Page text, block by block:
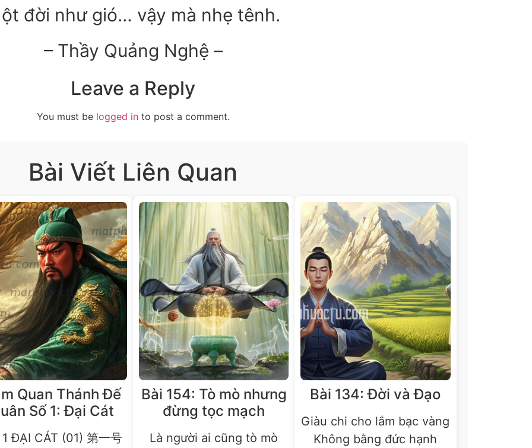
đời như gió… vậy mà nhẹ tênh.
– Thầy Quảng Nghệ –
Leave a Reply
You must be logged into post a comment.
Bài Viết Liên Quan
Quan Thánh Đế
Số 1: Đại Cát
1 ĐẠI CÁT (01) 第一号
Bài 154: Tò mò nhưng
đừng tọc mạch
Là người ai cũng tò mò
Bài 134: Đời và Đạo
Giàu chi cho lắm bạc vàng
Không bằng đức hạnh